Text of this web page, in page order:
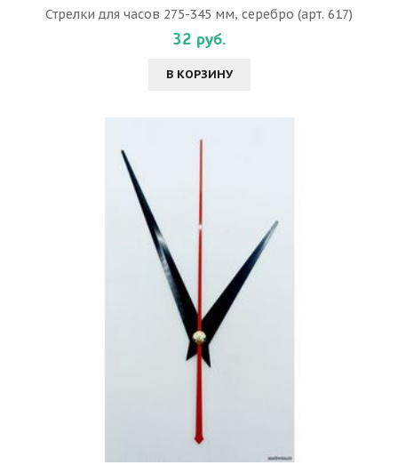
Стрелки для часов 275-345 мм, серебро (арт. 617)
32 руб.
В КОРЗИНУ